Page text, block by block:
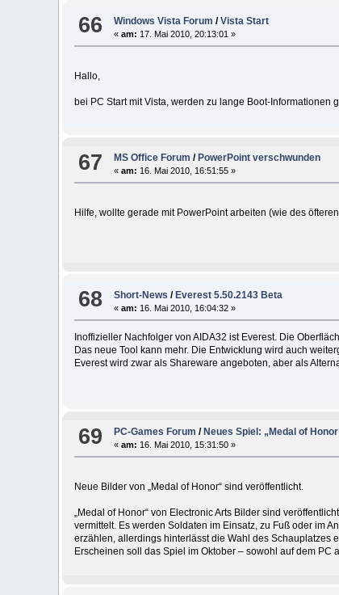
66 Windows Vista Forum /Vista Start
«am: 17. Mai 2010, 20:13:01 »
Hallo,
bei PC Start mit Vista, werden zu lange Boot-
67 MS Office Forum / PowerPoint verschwunden
«am: 16. Mai 2010, 16:51:55 »
Hilfe, wollte gerade mit PowerPoint arbeiten (wie des
68 Short-News /Everest 5.50.2143 Beta
«am: 16. Mai 2010, 16:04:32 »
Inoffizieller Nachfolger von AIDA32 ist Everest. Die
Das neue Tool kann mehr. Die Entwicklung wird auch
Everest wird zwar als Shareware angeboten, aber als
69 PC-Games Forum / Neues Spiel: „Medal of
«am: 16. Mai 2010, 15:31:50 »
Neue Bilder von „Medal of Honor“ sind veröffentlicht.
„Medal of Honor“ von Electronic Arts Bilder sind
vermittelt. Es werden Soldaten im Einsatz, zu Fuß oder im
erzählen, allerdings hinterlässt die Wahl des Schauplatzes
Erscheinen soll das Spiel im Oktober – sowohl auf dem PC